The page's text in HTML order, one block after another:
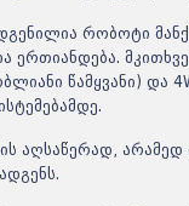
რობოტი
ერთიანდება.
წამყვანი) და
.
აღსაწერად, არამედ